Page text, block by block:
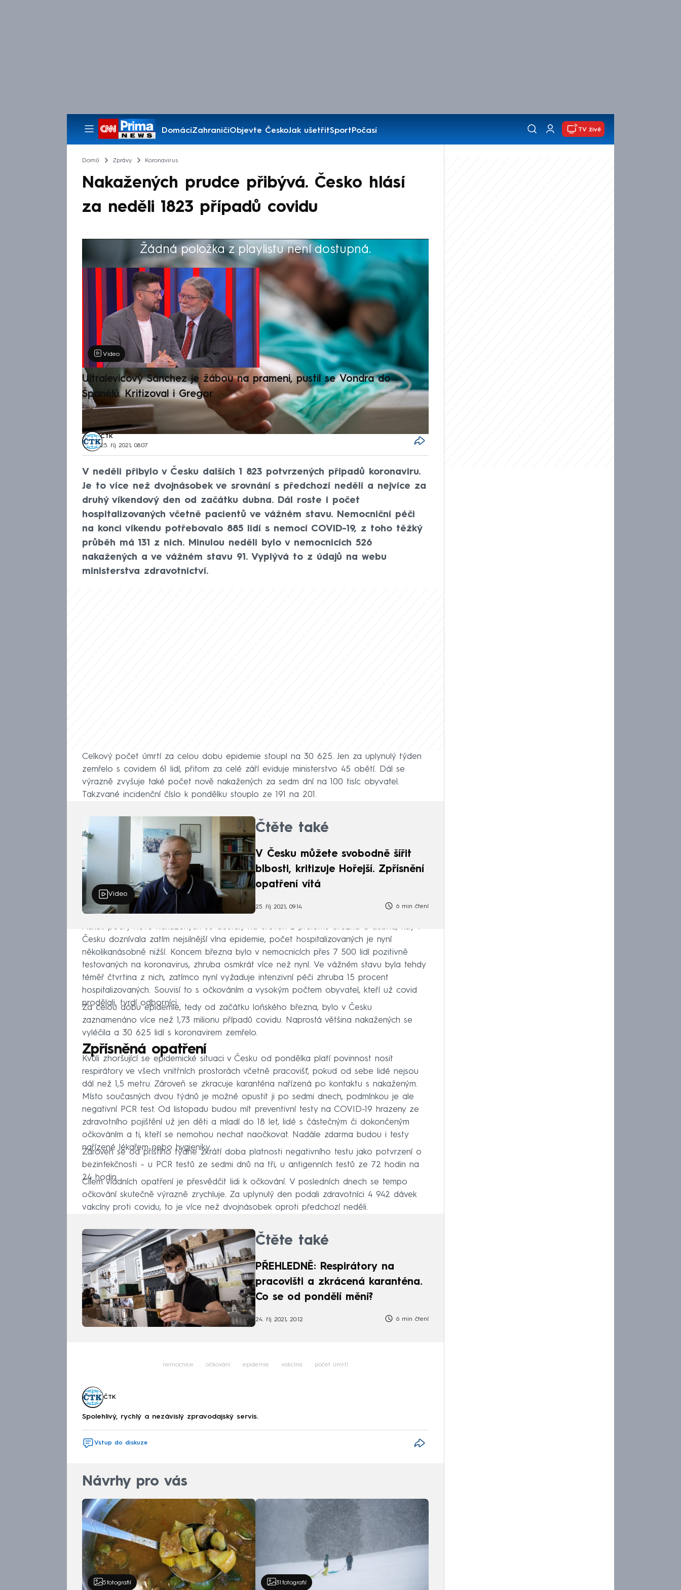
DomácíZahraničíObjevte ČeskoJak ušetřitSportPočasí
Pořady
TV živě
Domů Zprávy Koronavirus
Nakažených prudce přibývá. Česko hlásí
za neděli 1823 případů covidu
Žádná položka z playlistu není dostupná.
Výběr redakce
Video
Ultralevicový Sánchez je žábou na prameni, pustil se Vondra do
Španělů. Kritizoval i Gregor
ČTK
25. říj 2021, 08:07
V neděli přibylo v Česku dalších 1 823 potvrzených případů koronaviru.
Je to více než dvojnásobek ve srovnání s předchozí nedělí a nejvíce za
druhý víkendový den od začátku dubna. Dál roste i počet
hospitalizovaných včetně pacientů ve vážném stavu. Nemocniční péči
na konci víkendu potřebovalo 885 lidí s nemocí COVID-19, z toho těžký
průběh má 131 z nich. Minulou neděli bylo v nemocnicích 526
nakažených a ve vážném stavu 91. Vyplývá to z údajů na webu
ministerstva zdravotnictví.
Celkový počet úmrtí za celou dobu epidemie stoupl na 30 625. Jen za uplynulý týden
zemřelo s covidem 61 lidí, přitom za celé září eviduje ministerstvo 45 obětí. Dál se
výrazně zvyšuje také počet nově nakažených za sedm dní na 100 tisíc obyvatel.
Takzvané incidenční číslo k pondělku stouplo ze 191 na 201.
Video
Čtěte také
V Česku můžete svobodně šířit
blbosti, kritizuje Hořejší. Zpřísnění
opatření vítá
25. říj 2021, 09:14 6 min čtení
Ačkoli počty nově nakažených se dostaly na úroveň z přelomu března a dubna, kdy v
Česku doznívala zatím nejsilnější vlna epidemie, počet hospitalizovaných je nyní
několikanásobně nižší. Koncem března bylo v nemocnicích přes 7 500 lidí pozitivně
testovaných na koronavirus, zhruba osmkrát více než nyní. Ve vážném stavu byla tehdy
téměř čtvrtina z nich, zatímco nyní vyžaduje intenzivní péči zhruba 15 procent
hospitalizovaných. Souvisí to s očkováním a vysokým počtem obyvatel, kteří už covid
prodělali, tvrdí odborníci.
Za celou dobu epidemie, tedy od začátku loňského března, bylo v Česku
zaznamenáno více než 1,73 milionu případů covidu. Naprostá většina nakažených se
vyléčila a 30 625 lidí s koronavirem zemřelo.
Zpřísněná opatření
Kvůli zhoršující se epidemické situaci v Česku od pondělka platí povinnost nosit
respirátory ve všech vnitřních prostorách včetně pracovišť, pokud od sebe lidé nejsou
dál než 1,5 metru. Zároveň se zkracuje karanténa nařízená po kontaktu s nakaženým.
Místo současných dvou týdnů je možné opustit ji po sedmi dnech, podmínkou je ale
negativní PCR test. Od listopadu budou mít preventivní testy na COVID-19 hrazeny ze
zdravotního pojištění už jen děti a mladí do 18 let, lidé s částečným či dokončeným
očkováním a ti, kteří se nemohou nechat naočkovat. Nadále zdarma budou i testy
nařízené lékařem nebo hygieniky.
Zároveň se od příštího týdne zkrátí doba platnosti negativního testu jako potvrzení o
bezinfekčnosti – u PCR testů ze sedmi dnů na tři, u antigenních testů ze 72 hodin na
24 hodin.
Cílem vládních opatření je přesvědčit lidi k očkování. V posledních dnech se tempo
očkování skutečně výrazně zrychluje. Za uplynulý den podali zdravotníci 4 942 dávek
vakcíny proti covidu, to je více než dvojnásobek oproti předchozí neděli.
Čtěte také
PŘEHLEDNĚ: Respirátory na
pracovišti a zkrácená karanténa.
Co se od pondělí mění?
24. říj 2021, 20:12 6 min čtení
nemocnice očkování epidemie vakcína počet úmrtí
ČTK
Spolehlivý, rychlý a nezávislý zpravodajský servis.
Vstup do diskuze
Návrhy pro vás
5 fotografií 31 fotografií